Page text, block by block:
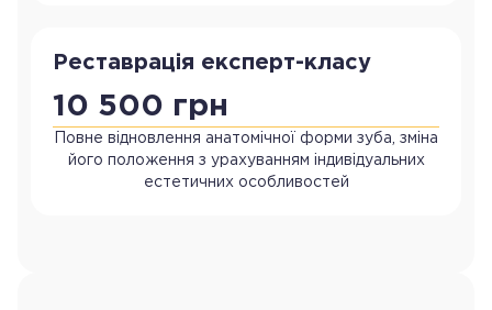
Реставрація експерт-класу
10 500 грн
Повне відновлення анатомічної форми зуба, зміна
його положення з урахуванням індивідуальних
естетичних особливостей